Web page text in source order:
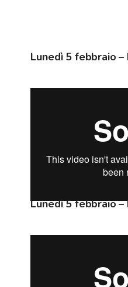
Lunedì 5 febbraio –
Lunedì 5 febbraio –